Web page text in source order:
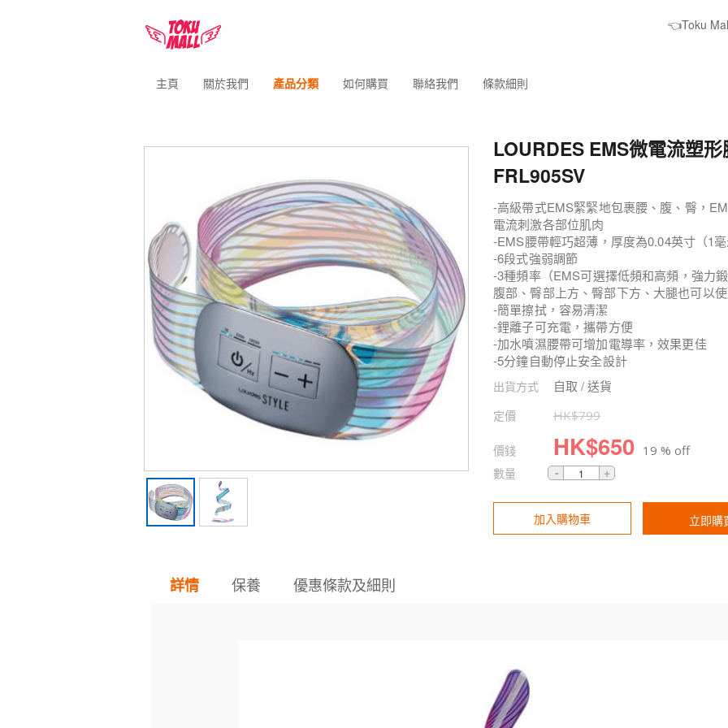
👈Toku
主頁 關於我們 產品分類 如何購買 聯絡我們 條款細則
LOURDES EMS微電流塑
FRL905SV
-高級帶式EMS緊緊地包裹腰、腹、臀，
電流刺激各部位肌肉
-EMS腰帶輕巧超薄，厚度為0.04英寸（1毫
-6段式強弱調節
-3種頻率（EMS可選擇低頻和高頻，強力
腹部、臀部上方、臀部下方、大腿也可以
-簡單擦拭，容易清潔
-鋰離子可充電，攜帶方便
-加水噴濕腰帶可增加電導率，效果更佳
-5分鐘自動停止安全設計
出貨方式 自取 / 送貨
定價 HK$799
價錢 HK$650 19 % off
數量
加入購物車 立即購
詳情 保養 優惠條款及細則